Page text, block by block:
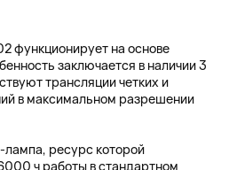
функционирует на основе
заключается в наличии 3
трансляции четких и
в максимальном разрешении
лампа, ресурс которой
ч работы в стандартном